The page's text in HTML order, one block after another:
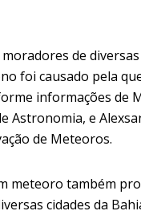
de
foi causado pela
informações de
Astronomia, e
de Meteoros.
meteoro também
cidades da